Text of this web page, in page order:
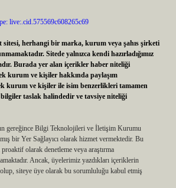
live:.cid.575569c608265c69
sitesi, herhangi bir marka, kurum veya şahıs şirketi
Sitede yalnızca kendi hazırladığımız
Burada yer alan içerikler haber niteliği
kurum ve kişiler hakkında paylaşım
kurum ve kişiler ile isim benzerlikleri tamamen
taslak halindedir ve tavsiye niteliği
gereğince Bilgi Teknolojileri ve İletişim Kurumu
bir Yer Sağlayıcı olarak hizmet vermektedir. Bu
olarak denetleme veya araştırma
Ancak, üyelerimiz yazdıkları içeriklerin
siteye üye olarak bu sorumluluğu kabul etmiş